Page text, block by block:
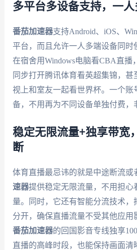
多平台多设备支持，一人
番茄加速器支持Android、iOS、
平台，而且允许一人多端设备同时
在宿舍用Windows电脑看CBA直播
同步打开腾讯体育看英超集锦，甚
视上和室友一起看世界杯。一个账
备，不用再为不同设备单独付费，
稳定无限流量+独享带宽
断
体育直播最忌讳的就是中途断流或
速器提供稳定无限流量，不用担心
量。同时，它还有智能分流技术，
分开，确保直播流量不受其他应用
番茄加速器的回国影音专线独享
直播的高峰时段，也能保持画面清